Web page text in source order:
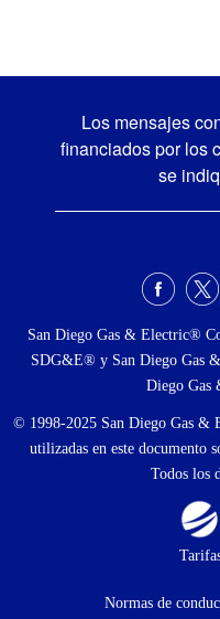
Los mensajes
financiados por los
se
social
San Diego Gas & Electric®
SDG&E® y San Diego Gas &
Diego Gas
© 1998-2025 San Diego Gas &
utilizadas en este documento
Todos los
Normas de